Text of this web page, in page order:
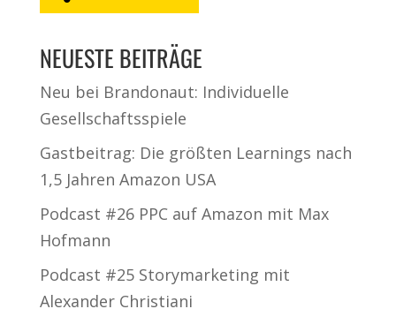
NEUESTE BEITRÄGE
Neu bei Brandonaut: Individuelle
Gesellschaftsspiele
Gastbeitrag: Die größten Learnings nach
1,5 Jahren Amazon USA
Podcast #26 PPC auf Amazon mit Max
Hofmann
Podcast #25 Storymarketing mit
Alexander Christiani